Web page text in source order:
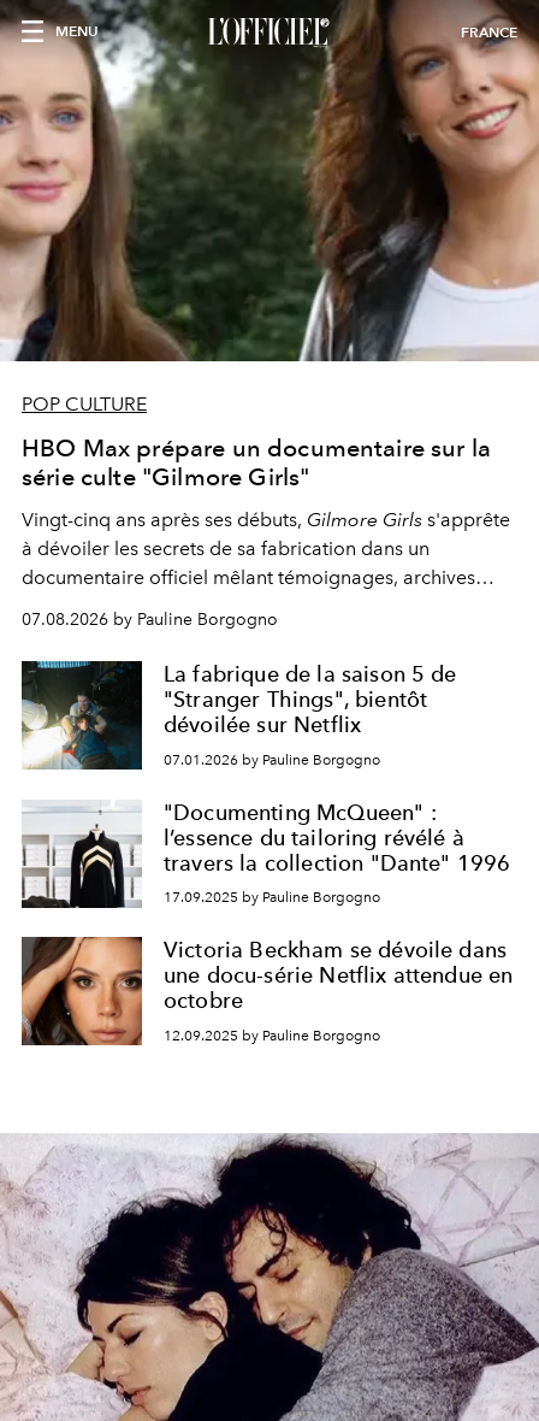
MENU FRANCE
POP CULTURE
HBO Max prépare un documentaire sur la
série culte "Gilmore Girls"
Vingt-cinq ans après ses débuts, Gilmore Girls s'apprête
à dévoiler les secrets de sa fabrication dans un
documentaire officiel mêlant témoignages, archives
inédites et plongée dans les coulisses d'un phénomène
générationnel.
07.08.2026 by Pauline Borgogno
La fabrique de la saison 5 de
"Stranger Things", bientôt
dévoilée sur Netflix
07.01.2026 by Pauline Borgogno
"Documenting McQueen" :
l’essence du tailoring révélé à
travers la collection "Dante" 1996
17.09.2025 by Pauline Borgogno
Victoria Beckham se dévoile dans
une docu-série Netflix attendue en
octobre
12.09.2025 by Pauline Borgogno